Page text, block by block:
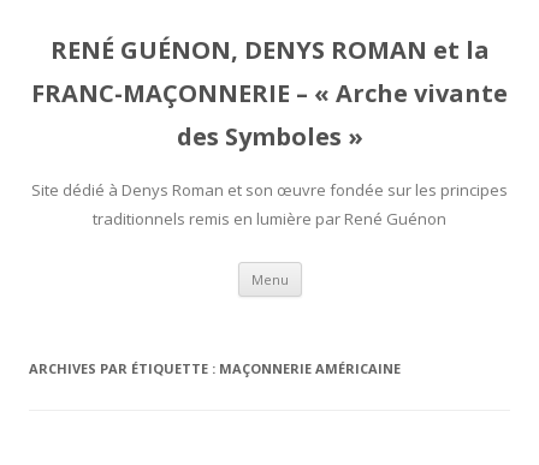
RENÉ GUÉNON, DENYS ROMAN et la
FRANC-MAÇONNERIE – « Arche vivante
des Symboles »
Site dédié à Denys Roman et son œuvre fondée sur les principes
traditionnels remis en lumière par René Guénon
Menu Aller
contenu
ARCHIVES PAR ÉTIQUETTE : MAÇONNERIE AMÉRICAINE